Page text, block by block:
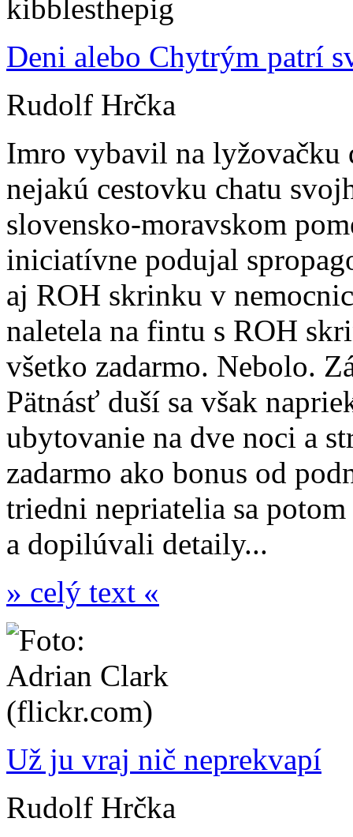
Deni alebo Chytrým patrí
Rudolf Hrčka
Imro vybavil na lyžovačku
nejakú cestovku chatu
slovensko-moravskom
iniciatívne podujal
aj ROH skrinku v
naletela na fintu s ROH
všetko zadarmo. Nebolo.
Pätnásť duší sa však
ubytovanie na dve noci a
zadarmo ako bonus od
triedni nepriatelia sa
a dopilúvali detaily...
» celý text «
Už ju vraj nič neprekvapí
Rudolf Hrčka